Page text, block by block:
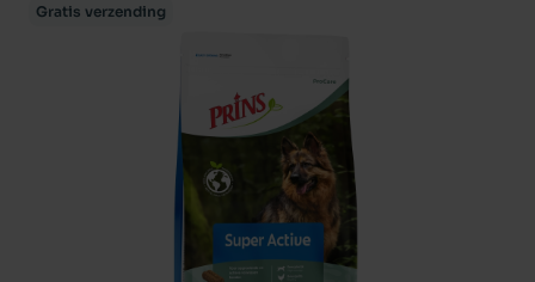
Gratis verzending